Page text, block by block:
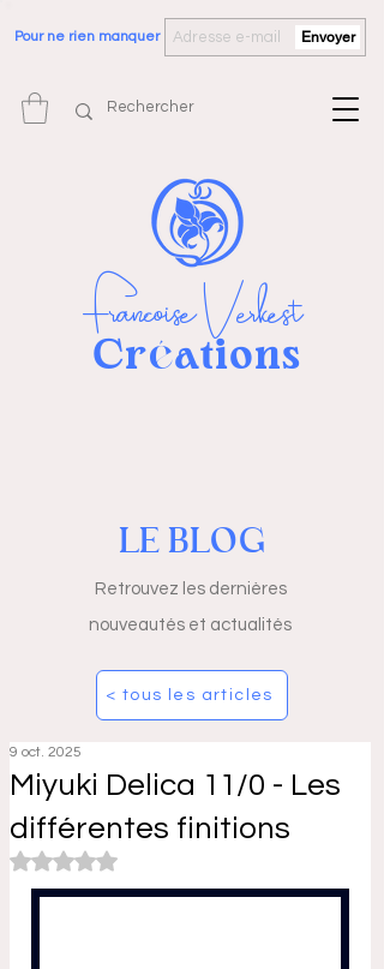
Pour ne rien manquer Envoyer
Françoise Verkest
Créations
LE BLOG
Retrouvez les dernières
nouveautés et actualités
< tous les articles
Miyuki Delica 11/0 - Les
différentes finitions
9 oct. 2025
Noté NaN étoiles sur 5.